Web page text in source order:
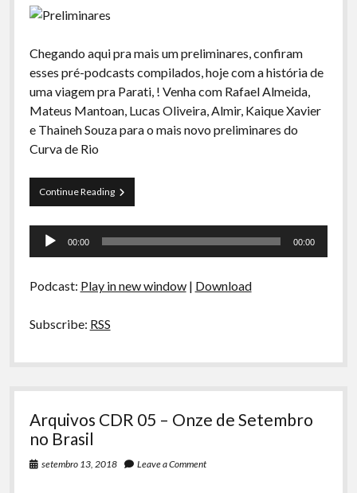
Chegando aqui pra mais um preliminares, confiram
esses pré-podcasts compilados, hoje com a história de
uma viagem pra Parati, ! Venha com Rafael Almeida,
Mateus Mantoan, Lucas Oliveira, Almir, Kaique Xavier
e Thaineh Souza para o mais novo preliminares do
Curva de Rio
Continue ReadingPreliminares
21
em
e
Grande
Tocador
00:00 00:00
Podcast: Play in new window| Download
Subscribe: RSS
Arquivos CDR 05 – Onze de Setembro
no Brasil
setembro 13, 2018 Leave a Comment